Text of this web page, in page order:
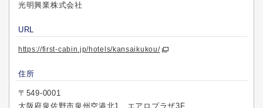
光明興業株式会社
URL
https://first-cabin.jp/hotels/kansaikukou/
住所
〒549-0001
大阪府泉佐野市泉州空港北1 エアロプラザ3F